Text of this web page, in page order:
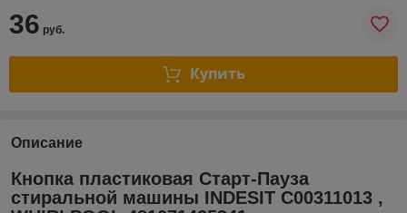
36 руб.
Купить
Описание
Кнопка пластиковая Старт-Пауза
стиральной машины INDESIT C00311013 ,